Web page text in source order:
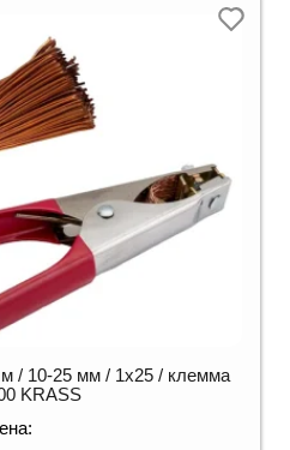
/ 10-25 мм / 1х25 / клемма
KRASS